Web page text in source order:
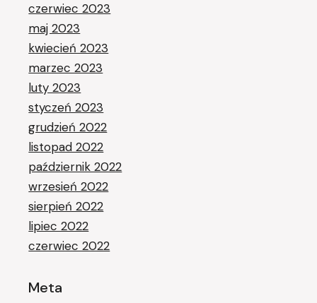
czerwiec 2023
maj 2023
kwiecień 2023
marzec 2023
luty 2023
styczeń 2023
grudzień 2022
listopad 2022
październik 2022
wrzesień 2022
sierpień 2022
lipiec 2022
czerwiec 2022
Meta